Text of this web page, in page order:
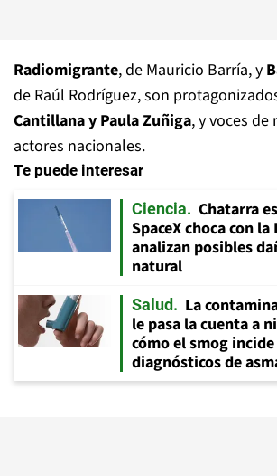
Radiomigrante, de Mauricio Barría, y
de Raúl Rodríguez, son
Cantillana y Paula Zuñiga, y voces de
actores nacionales.
Te puede interesar
Ciencia
Chatarra
SpaceX choca con la
analizan posibles
natural
Salud
La
le pasa la cuenta a
cómo el smog
diagnósticos de